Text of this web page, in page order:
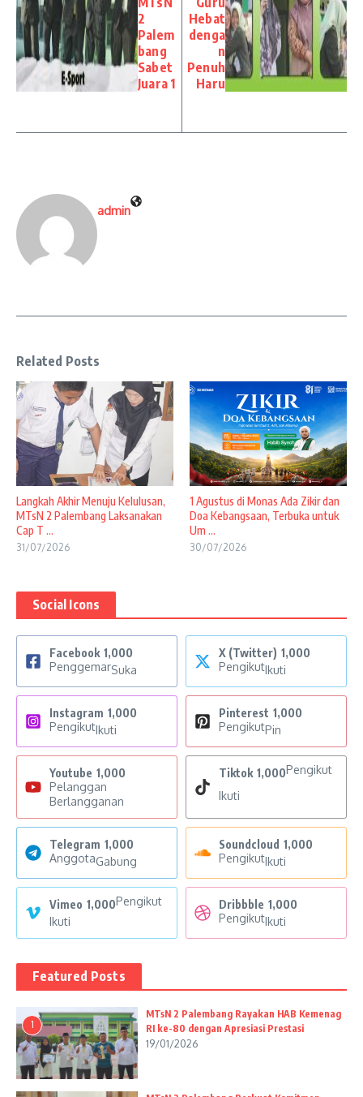
2
Palem
bang
Sabet
Juara 1
Hebat
denga
n
Penuh
Haru
admin
Related Posts
Langkah Akhir Menuju Kelulusan,
MTsN 2 Palembang Laksanakan
Cap T ...
31/07/2026
1 Agustus di Monas Ada Zikir dan
Doa Kebangsaan, Terbuka untuk
Um ...
30/07/2026
Social Icons
Facebook 1,000
PenggemarSuka
X (Twitter) 1,000
PengikutIkuti
Instagram 1,000
PengikutIkuti
Pinterest 1,000
PengikutPin
Youtube 1,000
Pelanggan
Berlangganan
Tiktok 1,000Pengikut
Ikuti
Telegram 1,000
AnggotaGabung
Soundcloud 1,000
PengikutIkuti
Vimeo 1,000Pengikut
Ikuti
Dribbble 1,000
PengikutIkuti
Featured Posts
1
MTsN 2 Palembang Rayakan HAB Kemenag
RI ke-80 dengan Apresiasi Prestasi
19/01/2026